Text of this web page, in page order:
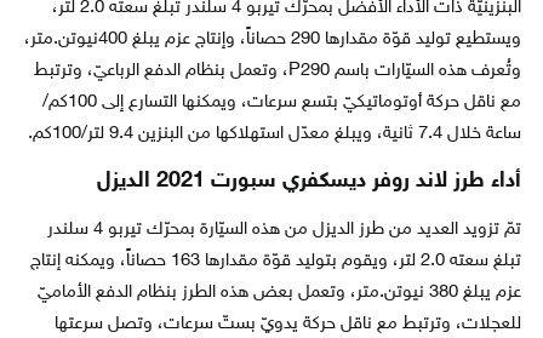
البنزينيّة ذات الأداء الأفضل بمحرّك تيربو 4 سلندر تبلغ سعته 2.0 لتر،
ويستطيع توليد قوّة مقدارها 290 حصاناً، وإنتاج عزم يبلغ 400نيوتن.متر،
وتُعرف هذه السيّارات باسم P290، وتعمل بنظام الدفع الرباعيّ، وترتبط
مع ناقل حركة أوتوماتيكيّ بتسع سرعات، ويمكنها التسارع إلى 100كم/
ساعة خلال 7.4 ثانية، ويبلغ معدّل استهلاكها من البنزين 9.4 لتر/100كم.
أداء طرز لاند روفر ديسكفري سبورت 2021 الديزل
تمّ تزويد العديد من طرز الديزل من هذه السيّارة بمحرّك تيربو 4 سلندر
تبلغ سعته 2.0 لتر، ويقوم بتوليد قوّة مقدارها 163 حصاناً، ويمكنه إنتاج
عزم يبلغ 380 نيوتن.متر، وتعمل بعض هذه الطرز بنظام الدفع الأماميّ
للعجلات، وترتبط مع ناقل حركة يدويّ بستّ سرعات، وتصل سرعتها